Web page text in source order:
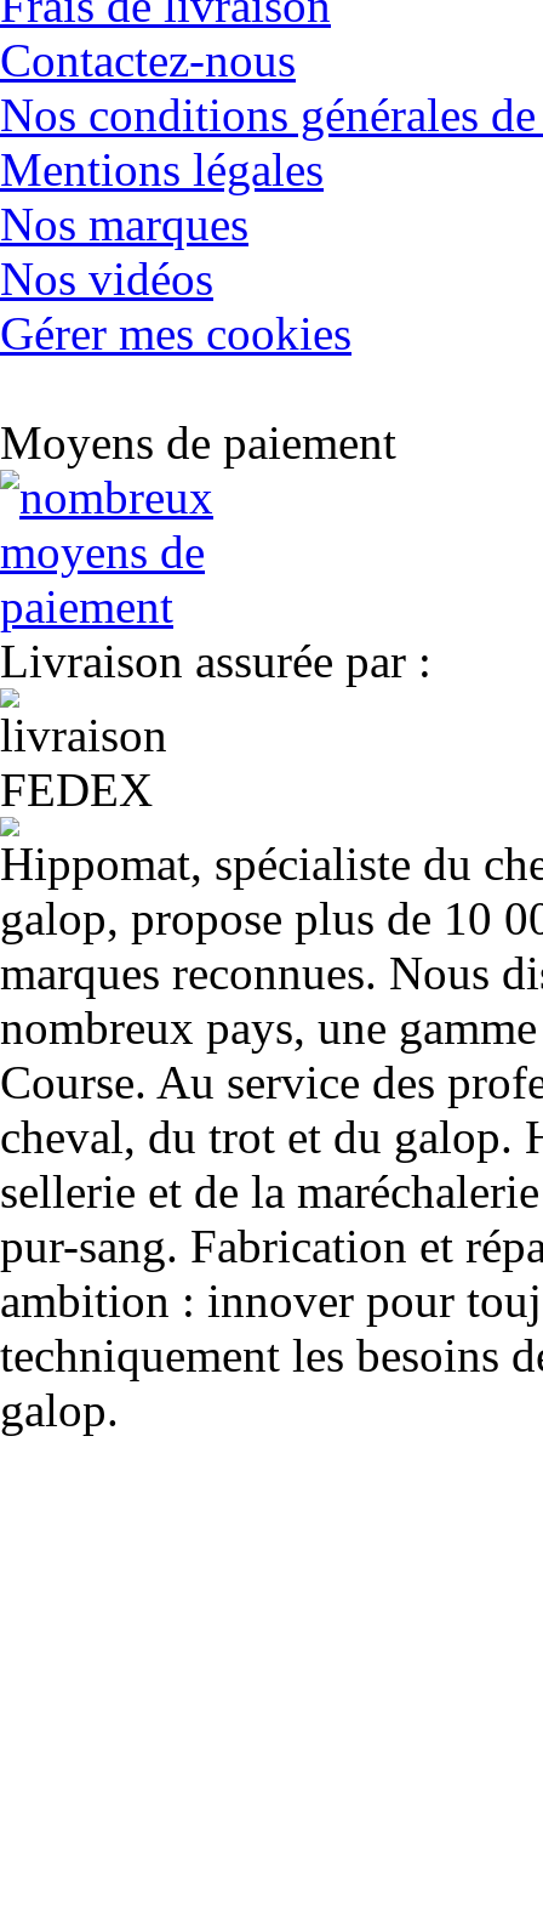
Contactez-nous
Nos conditions générales
Mentions légales
Nos marques
Nos vidéos
Gérer mes cookies
Moyens de paiement
Livraison assurée par :
Hippomat, spécialiste du
galop, propose plus de 10
marques reconnues. Nous
nombreux pays, une
Course. Au service des
cheval, du trot et du galop.
sellerie et de la
pur-sang. Fabrication et
ambition : innover pour
techniquement les besoins
galop.